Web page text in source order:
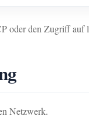
oder den Zugriff auf
Netzwerk.